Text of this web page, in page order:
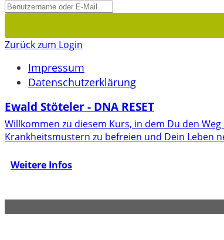
Zurück zum Login
Impressum
Datenschutzerklärung
Ewald Stöteler - DNA RESET
Willkommen zu diesem Kurs, in dem Du den
Krankheitsmustern zu befreien und Dein Leben
Weitere Infos